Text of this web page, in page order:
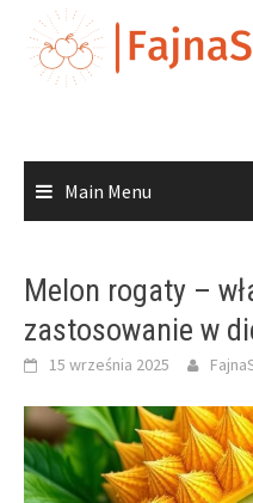
content
Main Menu
Melon rogaty –
zastosowanie w
15 września 2025